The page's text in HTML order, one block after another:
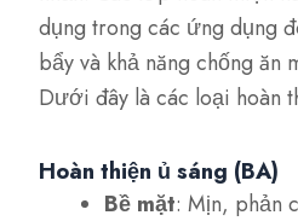
dụng trong các ứng dụng
bẩy và khả năng chống ăn
Dưới đây là các loại hoàn
Hoàn thiện ủ sáng (BA)
Bề mặt: Mịn, phản